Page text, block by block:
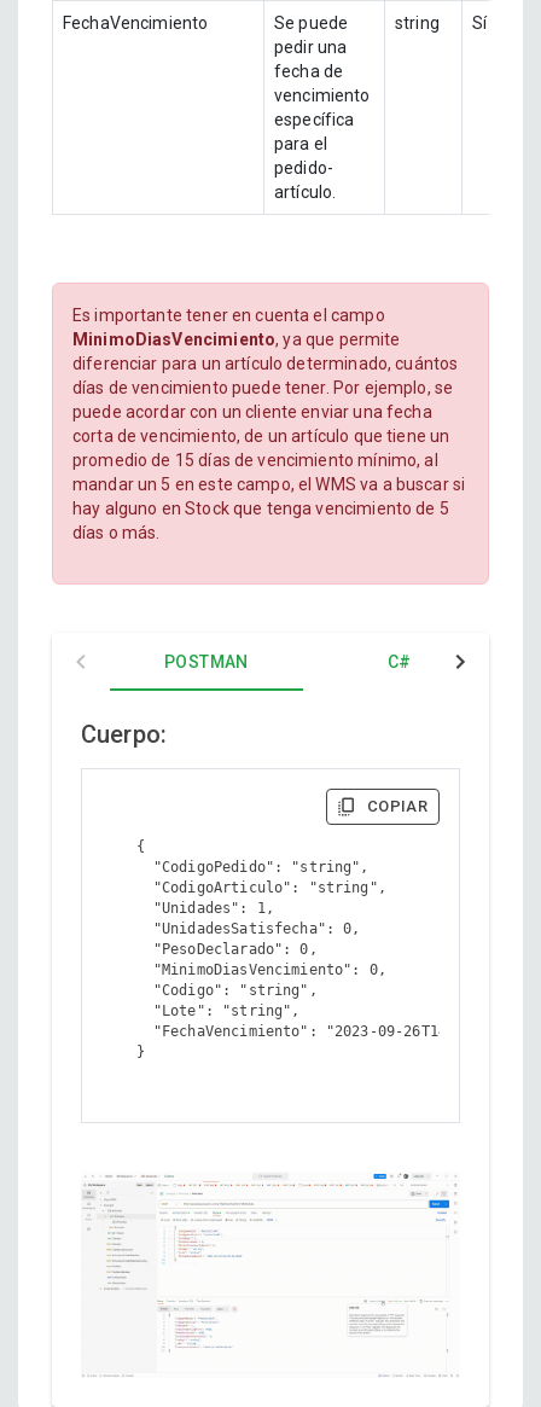
FechaVencimiento
Se puede
pedir una
fecha de
vencimiento
específica
para el
pedido-
artículo.
string Sí
Es importante tener en cuenta el campo
MinimoDiasVencimiento, ya que permite
diferenciar para un artículo determinado, cuántos
días de vencimiento puede tener. Por ejemplo, se
puede acordar con un cliente enviar una fecha
corta de vencimiento, de un artículo que tiene un
promedio de 15 días de vencimiento mínimo, al
mandar un 5 en este campo, el WMS va a buscar si
hay alguno en Stock que tenga vencimiento de 5
días o más.
POSTMAN C#
Cuerpo:
COPIAR
    {
      "CodigoPedido": "string",
      "CodigoArticulo": "string",
      "Unidades": 1,
      "UnidadesSatisfecha": 0,
      "PesoDeclarado": 0,
      "MinimoDiasVencimiento": 0,
      "Codigo": "string",
      "Lote": "string",
"FechaVencimiento": "2023-09-
    }